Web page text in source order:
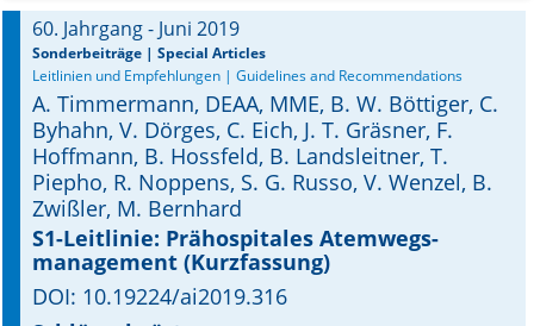
Suche
Aktuelle Ausgabe
Leitlinien
Archiv
Supplements
60. Jahrgang - Juni 2019
Sonderbeiträge | Special Articles
Leitlinien und Empfehlungen | Guidelines and Recommendations
A. Timmermann, DEAA, MME, B. W. Böttiger, C.
Byhahn, V. Dörges, C. Eich, J. T. Gräsner, F.
Hoffmann, B. Hossfeld, B. Landsleitner, T.
Piepho, R. Noppens, S. G. Russo, V. Wenzel, B.
Zwißler, M. Bernhard
S1-Leitlinie: Prähospitales Atemwegs­
management (Kurzfassung)
DOI: 10.19224/ai2019.316